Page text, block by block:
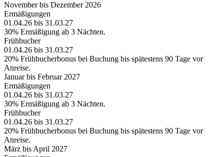
November bis Dezember 2026
Ermäßigungen
01.04.26 bis 31.03.27
30% Ermäßigung ab 3 Nächten.
Frühbucher
01.04.26 bis 31.03.27
20% Frühbucherbonus bei Buchung bis spätestens 90 Tage vor
Anreise.
Januar bis Februar 2027
Ermäßigungen
01.04.26 bis 31.03.27
30% Ermäßigung ab 3 Nächten.
Frühbucher
01.04.26 bis 31.03.27
20% Frühbucherbonus bei Buchung bis spätestens 90 Tage vor
Anreise.
März bis April 2027